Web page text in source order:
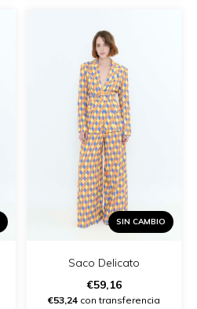
SIN CAMBIO
Saco Delicato
€59,16
€53,24 con transferencia